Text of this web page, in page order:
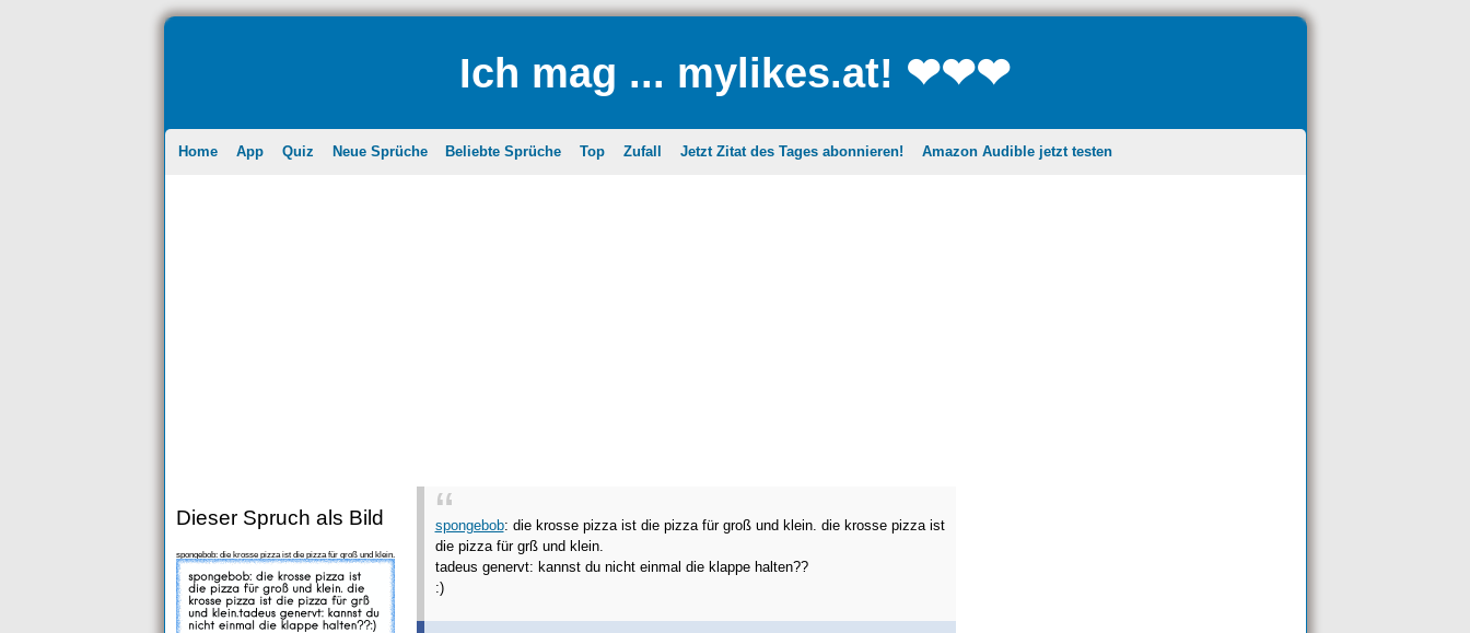
Ich mag ... mylikes.at! ❤❤❤
Home App Quiz Neue Sprüche Beliebte Sprüche Top Zufall Jetzt Zitat des Tages abonnieren! Amazon Audible jetzt testen
Dieser Spruch als Bild
spongebob: die krosse pizza ist die pizza für groß und klein.
die krosse pizza ist die pizza für gr
spongebob: die krosse pizza ist die pizza für groß und klein. die krosse pizza ist
die pizza für grß und klein.
tadeus genervt: kannst du nicht einmal die klappe halten??
:)